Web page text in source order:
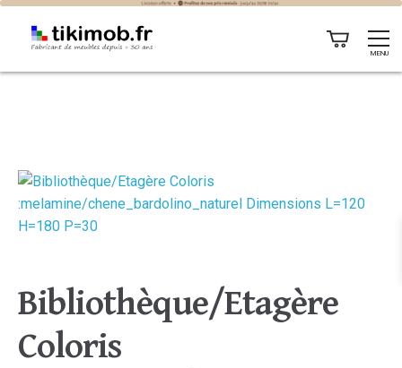
MENU
Bibliothèque/Etagère
Coloris